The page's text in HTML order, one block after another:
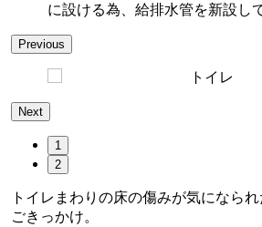
に設ける為、給排水管を新設し
Previous
Next
1
2
トイレまわりの床の傷みが気になら
ごきっかけ。